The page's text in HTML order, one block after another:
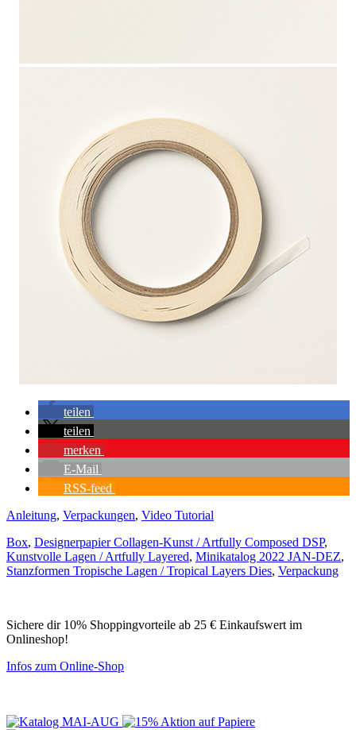
teilen
teilen
merken
E-Mail
RSS-feed
Anleitung, Verpackungen, Video Tutorial
Box, Designerpapier Collagen-Kunst / Artfully Composed DSP,
Kunstvolle Lagen / Artfully Layered, Minikatalog 2022 JAN-DEZ,
Stanzformen Tropische Lagen / Tropical Layers Dies, Verpackung
Sichere dir 10% Shoppingvorteile ab 25 € Einkaufswert im
Onlineshop!
Infos zum Online-Shop